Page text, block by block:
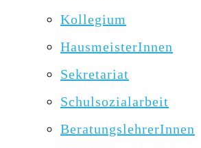
Kollegium
HausmeisterInnen
Sekretariat
Schulsozialarbeit
BeratungslehrerInnen